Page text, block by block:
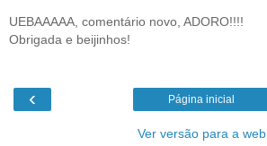
UEBAAAAA, comentário novo, ADORO!!!!
Obrigada e beijinhos!
‹ Página inicial
Ver versão para a web